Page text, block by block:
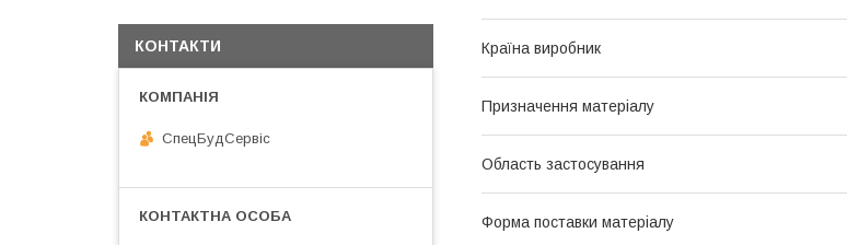
Країна виробник
Призначення матеріалу
Область застосування
Форма поставки матеріалу
КОНТАКТИ
СпецБудСервіс